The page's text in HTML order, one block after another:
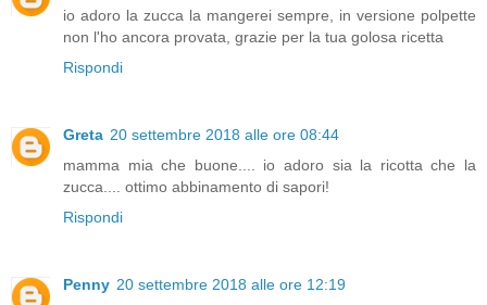
io adoro la zucca la mangerei sempre, in versione polpette
non l'ho ancora provata, grazie per la tua golosa ricetta
Rispondi
Greta 20 settembre 2018 alle ore 08:44
mamma mia che buone.... io adoro sia la ricotta che la
zucca.... ottimo abbinamento di sapori!
Rispondi
Penny 20 settembre 2018 alle ore 12:19